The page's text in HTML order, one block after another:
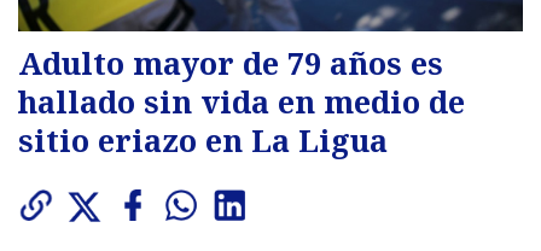
Adulto mayor de 79 años es
hallado sin vida en medio de
sitio eriazo en La Ligua